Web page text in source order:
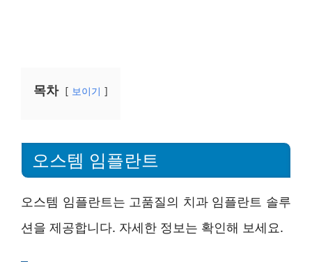
목차 보이기
오스템 임플란트
오스템 임플란트는 고품질의 치과 임플란트 솔루
션을 제공합니다. 자세한 정보는 확인해 보세요.